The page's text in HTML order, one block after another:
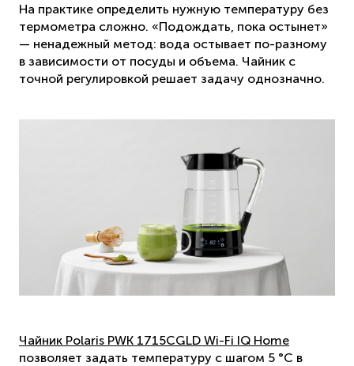
На практике определить нужную температуру без
термометра сложно. «Подождать, пока остынет»
— ненадежный метод: вода остывает по-разному
в зависимости от посуды и объема. Чайник с
точной регулировкой решает задачу однозначно.
Чайник Polaris PWK 1715CGLD Wi-Fi IQ Home
позволяет задать температуру с шагом 5 °C в